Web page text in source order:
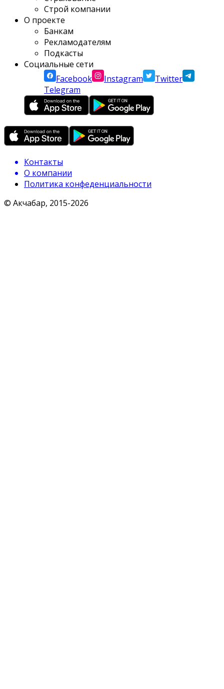
Строй компании
О проекте
Банкам
Рекламодателям
Подкасты
Социальные сети
Facebook
Instagram
Twitter
Telegram
Контакты
О компании
Политика конфеденциальности
© Акчабар, 2015-2026